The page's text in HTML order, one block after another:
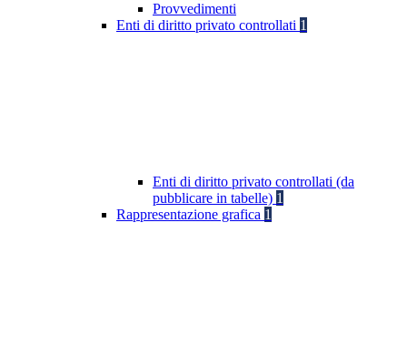
Provvedimenti
Enti di diritto privato controllati 1
Enti di diritto privato controllati (da
pubblicare in tabelle) 1
Rappresentazione grafica 1